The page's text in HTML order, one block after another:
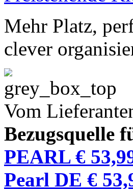
Mehr Platz,
clever
Vom
Bezugsquelle
PEARL €
Pearl DE €